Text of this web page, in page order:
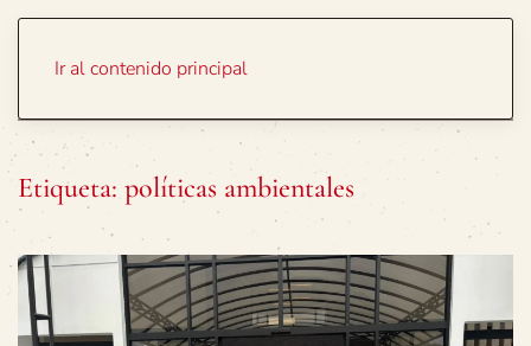
Ir al contenido principal
Etiqueta: políticas ambientales